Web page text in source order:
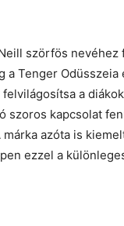
szörfös
a Tenger Odüsszeia
a
szoros kapcsolat
azóta is
ezzel a
ma?